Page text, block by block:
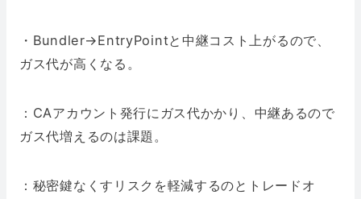
・Bundler→EntryPointと中継コスト上がるので、
ガス代が高くなる。
：CAアカウント発行にガス代かかり、中継あるので
ガス代増えるのは課題。
：秘密鍵なくすリスクを軽減するのとトレードオ